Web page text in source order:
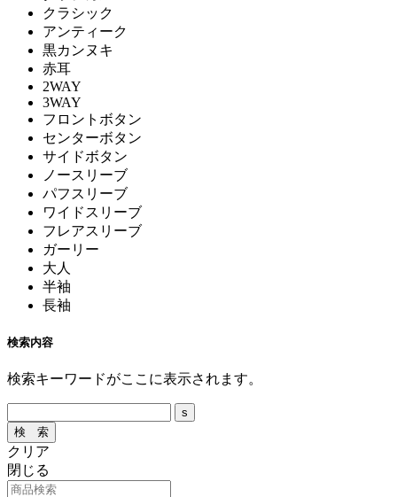
クラシック
アンティーク
黒カンヌキ
赤耳
2WAY
3WAY
フロントボタン
センターボタン
サイドボタン
ノースリーブ
パフスリーブ
ワイドスリーブ
フレアスリーブ
ガーリー
大人
半袖
長袖
検索内容
検索キーワードがここに表示されます。
クリア
閉じる